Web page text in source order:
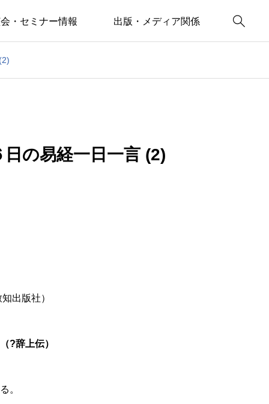
・セミナー情報 出版・メディア関係 
の易経一日一言 (2)
出版社）
?辞上伝）
。